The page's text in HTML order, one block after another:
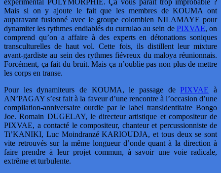
expérimental POLYMORPHIE. Ça vous paraît trop improbable ?
Mais si on y ajoute le fait que les membres de KOUMA ont
auparavant fusionné avec le groupe colombien NILAMAYE pour
dynamiter les rythmes endiablés du currulao au sein de PIXVAE, on
comprend qu’on a affaire à des experts en détonations soniques
transculturelles de haut vol. Cette fois, ils distillent leur mixture
avant-gardiste au sein des rythmes fiévreux du maloya réunionnais.
Forcément, ça fait du bruit. Mais ça n’oublie pas non plus de mettre
les corps en transe.
Pour les dynamiteurs de KOUMA, le passage dePIXVAE à
AN’PAGAY s’est fait à la faveur d’une rencontre à l’occasion d’une
compilation-anniversaire ourdie par le label transidentitaire Bongo
Joe. Romain DUGELAY, le directeur artistique et compositeur de
PIXVAE, a contacté le compositeur, chanteur et percussionniste de
Ti’KANIKI, Luc Moindranzé KARIOUDJA, et tous deux se sont
vite retrouvés sur la même longueur d’onde quant à la direction à
faire prendre à leur projet commun, à savoir une voie radicale,
extrême et turbulente.